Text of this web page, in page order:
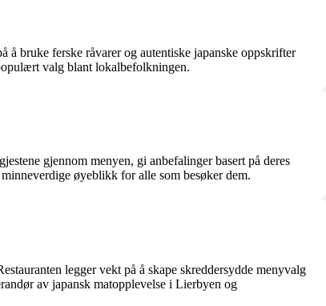
å bruke ferske råvarer og autentiske japanske oppskrifter
valg blant lokalbefolkningen.
gjennom menyen, gi anbefalinger basert på deres
øyeblikk for alle som besøker dem.
legger vekt på å skape skreddersydde menyvalg
av japansk matopplevelse i Lierbyen og